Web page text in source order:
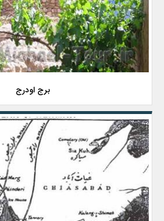
برج اودرج